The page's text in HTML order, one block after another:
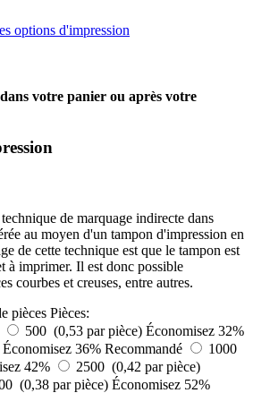
options d'impression
votre panier ou après votre
de marquage indirecte dans
au moyen d'un tampon d'impression en
de cette technique est que le tampon est
à imprimer. Il est donc possible
courbes et creuses, entre autres.
pièces Pièces:
500 (0,53 par pièce) Économisez 32%
Économisez 36% Recommandé
1000
42%
2500 (0,42 par pièce)
(0,38 par pièce) Économisez 52%